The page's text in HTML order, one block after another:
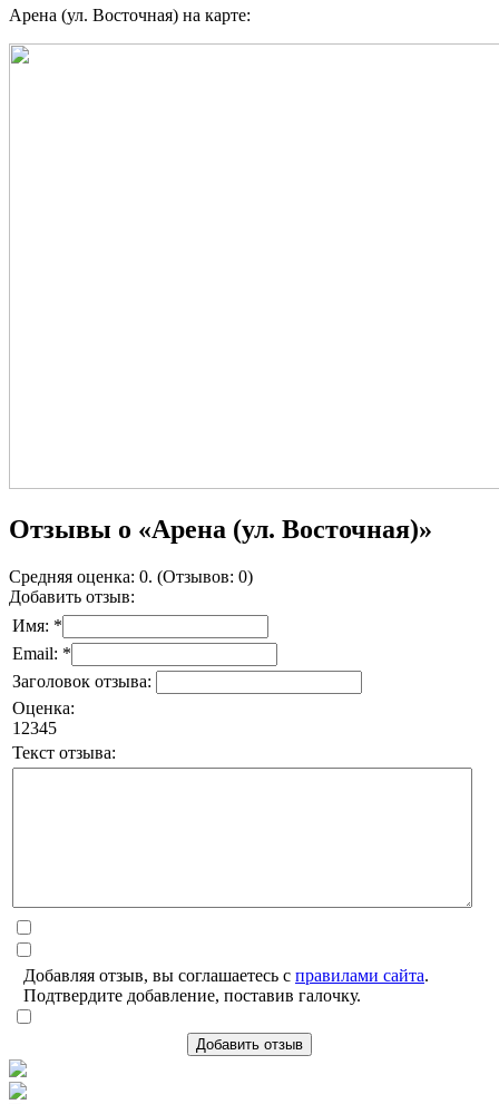
Арена (ул. Восточная) на карте:
Отзывы о «Арена (ул. Восточная)»
Средняя оценка: 0. (Отзывов: 0)
Добавить отзыв:
Имя: *
Email: *
Заголовок отзыва:
Оценка:
1 2345
Текст отзыва:
Добавляя отзыв, вы соглашаетесь с правилами сайта.
Подтвердите добавление, поставив галочку.
Добавить отзыв